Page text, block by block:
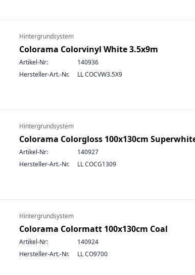
Hintergrundsystem
Colorama Colorvinyl White 3.5x9m
Artikel-Nr:
140936
Hersteller-Art.-Nr.
LL COCVW3.5X9
Hintergrundsystem
Colorama Colorgloss 100x130cm
Artikel-Nr:
140927
Hersteller-Art.-Nr.
LL COCG1309
Hintergrundsystem
Colorama Colormatt 100x130cm Coal
Artikel-Nr:
140924
Hersteller-Art.-Nr.
LL CO9700